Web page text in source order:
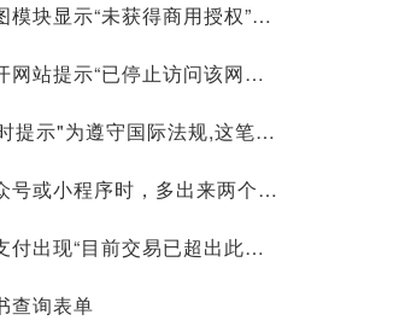
网站上的地图模块显示“未获得商用授权”是怎么回事？如何获取百度地图商用授权API KEY？
在微信中打开网站提示“已停止访问该网页”要怎么处理？
paypal支付时提示"为遵守国际法规,这笔交易已被拒绝"是因为什么?
扫码登录公众号或小程序时，多出来两个测试账号是怎么回事？要怎么解绑？
微信扫一扫支付出现“目前交易已超出此商户向你收款的单笔限额，请降低付款金额或明日再试。”的提示是什么原因？
查询表单